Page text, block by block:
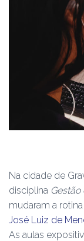
Na cidade de
disciplina
mudaram a
José Luiz de
As aulas